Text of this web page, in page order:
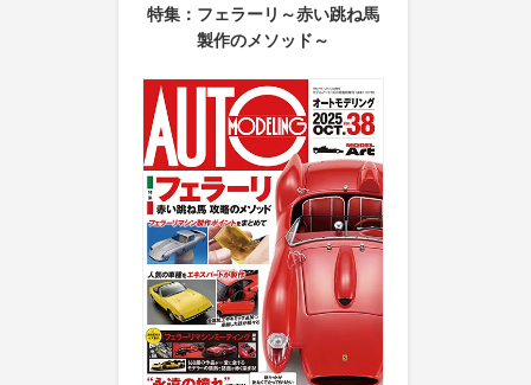
特集：フェラーリ～赤い跳ね馬
製作のメソッド～